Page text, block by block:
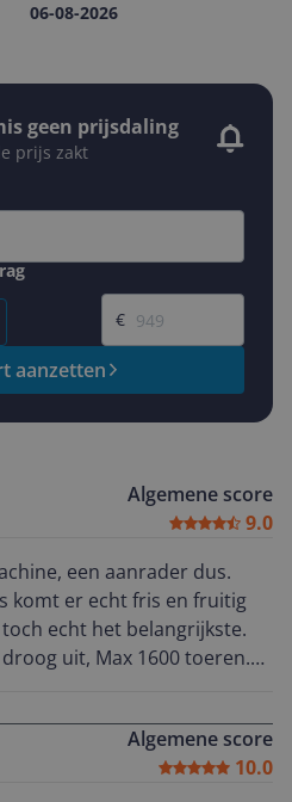
06-08-2026
geen prijsdaling
prijs zakt
Gewenste prijs
€
aanzetten
Algemene score
9.0
een aanrader dus.
komt er echt fris en fruitig
echt het belangrijkste.
uit, Max 1600 toeren.
te koppelen aan de
De wasmachine staat in de
Algemene score
10.0